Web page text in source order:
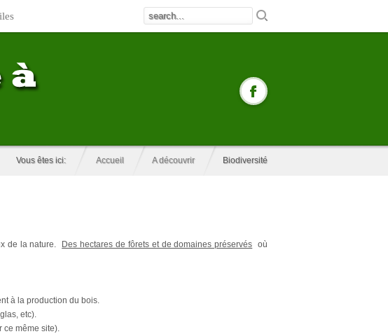
Vous êtes ici: Accueil A découvrir Biodiversité
de la nature. Des hectares de fôrets et de domaines préservés où
à la production du bois.
etc).
ce même site).